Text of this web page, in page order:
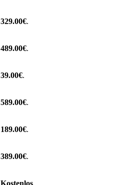
329.00€.
489.00€.
39.00€.
589.00€.
189.00€.
389.00€.
Kostenlos